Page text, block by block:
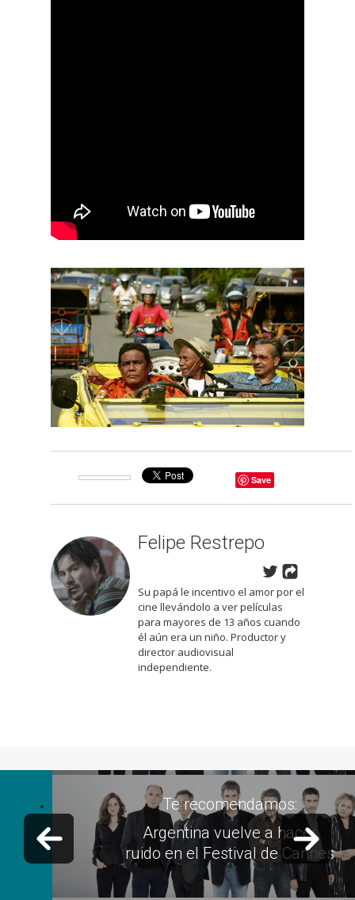
Save
Felipe Restrepo
Su papá le incentivo el amor por el
cine llevándolo a ver películas
para mayores de 13 años cuando
él aún era un niño. Productor y
director audiovisual
independiente.
Previous slide
Te recomendamos:
Argentina vuelve a hacer
ruido en el Festival de Cannes
Next